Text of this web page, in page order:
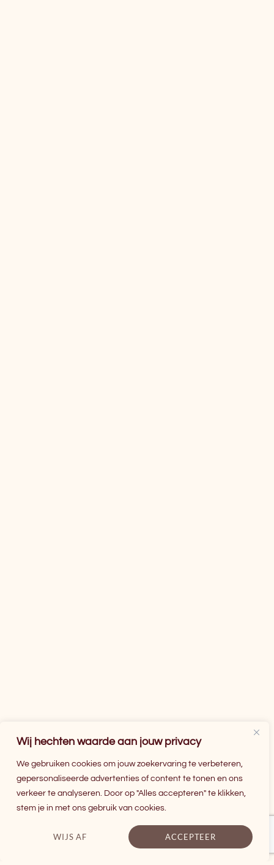
Wij hechten waarde aan jouw privacy
We gebruiken cookies om jouw zoekervaring te verbeteren,
gepersonaliseerde advertenties of content te tonen en ons
verkeer te analyseren. Door op "Alles accepteren" te klikken,
stem je in met ons gebruik van cookies.
WIJS AF ACCEPTEER